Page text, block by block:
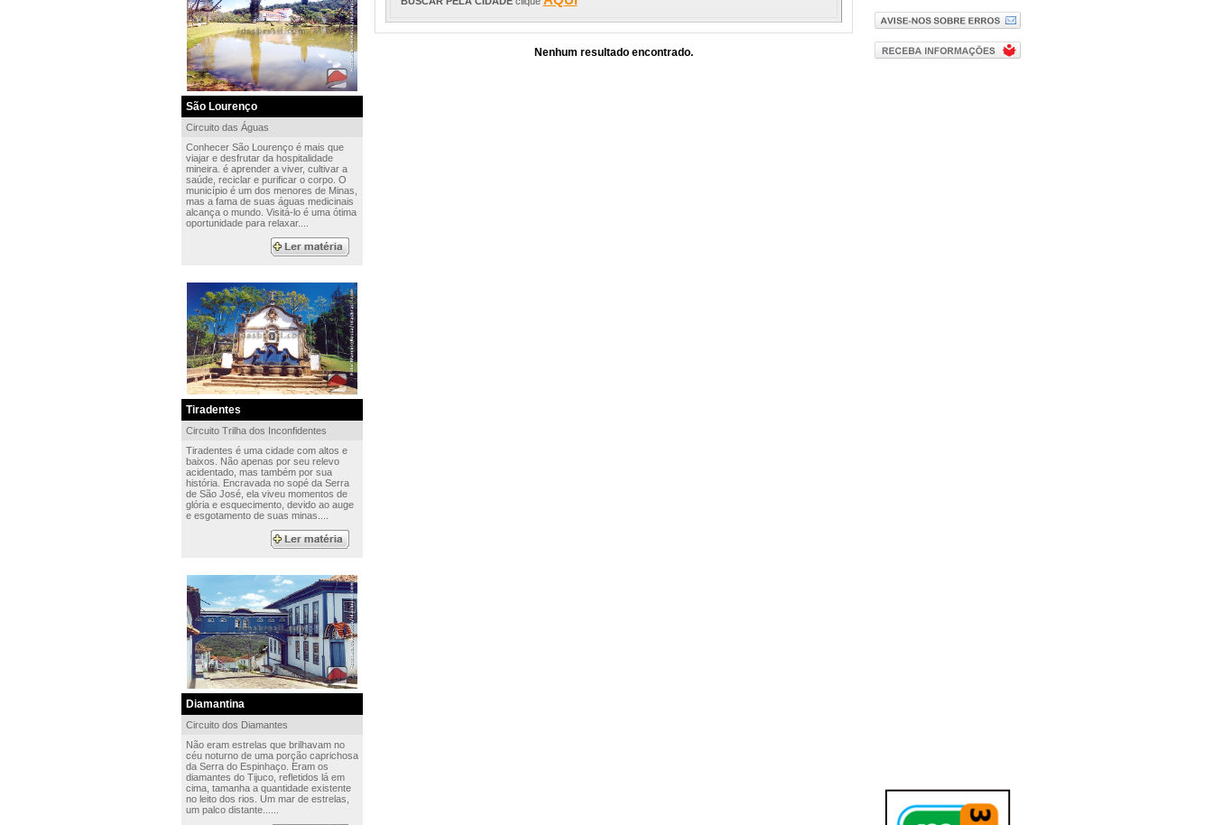
São Lourenço
Circuito das Águas
Conhecer São Lourenço é mais que
viajar e desfrutar da hospitalidade
mineira. é aprender a viver, cultivar a
saúde, reciclar e purificar o corpo. O
município é um dos menores de Minas,
mas a fama de suas águas medicinais
alcança o mundo. Visitá-lo é uma ótima
oportunidade para relaxar....
Tiradentes
Circuito Trilha dos Inconfidentes
Tiradentes é uma cidade com altos e
baixos. Não apenas por seu relevo
acidentado, mas também por sua
história. Encravada no sopé da Serra
de São José, ela viveu momentos de
glória e esquecimento, devido ao auge
e esgotamento de suas minas....
Diamantina
Circuito dos Diamantes
Não eram estrelas que brilhavam no
céu noturno de uma porção caprichosa
da Serra do Espinhaço. Eram os
diamantes do Tijuco, refletidos lá em
cima, tamanha a quantidade existente
no leito dos rios. Um mar de estrelas,
um palco distante......
Nenhum resultado encontrado.